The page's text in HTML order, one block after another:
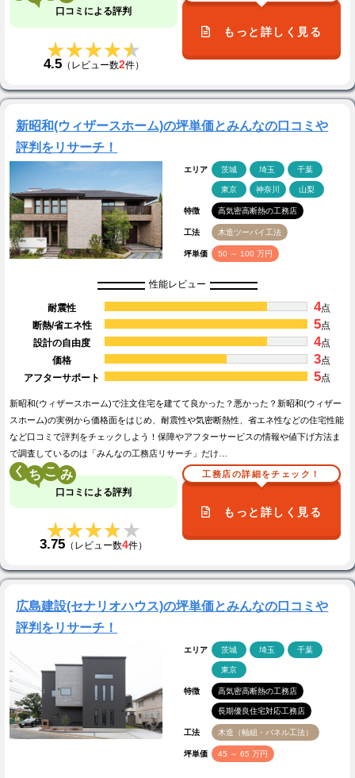
口コミによる評判
★★★★★
★★★★★
4.5（レビュー数2件）
もっと詳しく見る
新昭和(ウィザースホーム)の坪単価とみんなの口コミや
評判をリサーチ！
エリア 茨城 埼玉 千葉
東京 神奈川 山梨
特徴 高気密高断熱の工務店
工法 木造ツーバイ工法
坪単価 50 ～ 100 万円
性能レビュー
耐震性 4点
断熱/省エネ性
5点
設計の自由度
4点
価格
3点
アフターサポート
5点
新昭和(ウィザースホーム)で注文住宅を建てて良かった？悪かった？新昭和(ウィザー
スホーム)の実例から価格面をはじめ、耐震性や気密断熱性、省エネ性などの住宅性能
など口コミで評判をチェックしよう！保障やアフターサービスの情報や値下げ方法ま
で調査しているのは「みんなの工務店リサーチ」だけ…
く こ
口コミによる評判
★★★★★
★★★★★
3.75 （レビュー数4件）
工務店の詳細をチェック！
もっと詳しく見る
広島建設(セナリオハウス)の坪単価とみんなの口コミや
評判をリサーチ！
エリア 茨城 埼玉 千葉
東京
特徴 高気密高断熱の工務店
長期優良住宅対応工務店
工法 木造（軸組・パネル工法）
坪単価 45 ～ 65 万円